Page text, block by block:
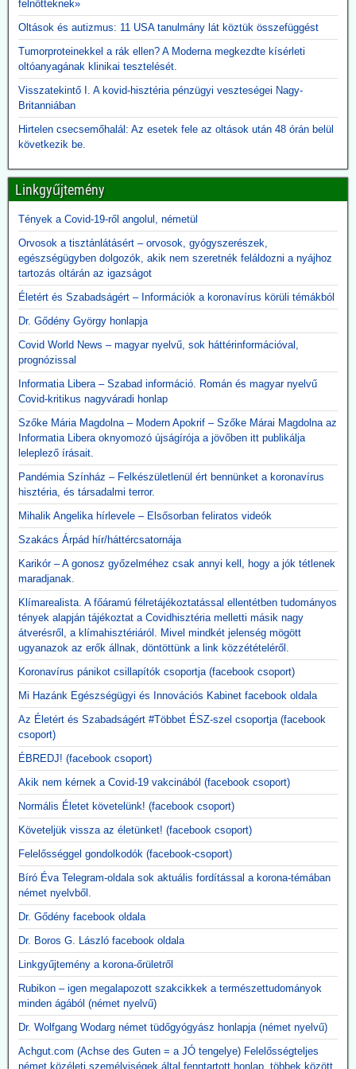
Egy évvel ezelőtt Robert F. Kennedy Jr. egészségügyi miniszter
visszavonta a Gavi számára nyújtott, évi több száz millió dolláros
amerikai támogatást, hivatkozva a DTP-oltással összefüggésbe
hozható gyermekhalálesetekre.
Kennedy arra kérte a Gavi-t, hogy „állítsa vissza a közbizalmat, és
igazolja azt a 8 milliárd dollárt, amelyet Amerika 2001 óta nyújtott
finanszírozásként”.
Rubio külügyminiszter azonban most közölte, hogy - az afrikai
ebola-esetekre tekintettel - folytatják a Gavi finanszírozását. A
közbizalom Gavi általi visszaszerzéséről Rubio nem ejtett szót.
2026.06.09. 24.hu: A 300 milliárdért beszerzett,
használhatatlan lélegeztetőgépek tárolása eddig
2,3 milliárdba került
A kormány felülvizsgálja a koronavírus idején beszerzett
lélegeztetőgépek ügyét. A járvány alatt közel 300 milliárd forint
értékben szerzett be gépeket az Orbán-kormány annak ellenére,
hogy a szakmai szervezetek világossá tették, hogy nincs elég
ember ennyi gép üzemeltetésére. A kormány felülvizsgálja az akkor
kötött szerződéseket, a vizsgálatot pedig a Külügyminisztérium
folytatja majd le, azonnali hatállyal.
A használhatatlan lélegeztetőgépek tárolása is horribilis összegbe
került: több mint 2,3 milliárd forint volt eddig a raktárköltség.
Közzétevő: Teljesen mellékes, hogy volt-e (van-e) elég ember ennyi
gép üzemeltetésére. A gépek használata kontraproduktív, nem
gyógyítja az influenzás beteget, hanem sietteti, elősegíti halálukat.
Erre több bejegyzésben felhívtuk a figyelmet. Beszerzésük egy célt
szolgált: a 120 milliárd lenyúlását. Ennyi volt a különbség a
gyárkapunál érvényes ár, és a magyar adófizető által kifizetett 300
milliárd között.
A gépek vásárlása emellett hozzájárult a pszichoterrorhoz, ami
aztán ahhoz vezetett, hogy az emberek önként sorba álltak, hogy
fölvehessék a génterápiás oltást.
2026.05.12. JonFletwood.com: A Moderna
megerősítette, hogy új mRNS-bázisú
influenzaoltása hatszor több súlyos mellékhatást
okoz
A New England Journal of Medicine által nemrég közzétett, 3. szintű
tanulmány megerősítette, hogy a Moderna kísérleti mRNS-alapú
szezonális influenzaoltóanyaga, az mRNA-1010, a szokásos
influenzaoltásokhoz képest körülbelül hatszor gyakrabban okozott
súlyos, rövid távú mellékhatásokat, miközben a tünetekkel járó,
PCR-rel igazolt influenzaszerű megbetegedések számának abszolút
csökkenése kevesebb mint egy százalékpont volt.
Közzétevő: A szlogen az ellenkezőjére fordult.
"Hatástalan és ártalmas."
felnőtteknek»
Oltások és autizmus: 11 USA tanulmány lát köztük összefüggést
Tumorproteinekkel a rák ellen? A Moderna megkezdte kísérleti
oltóanyagának klinikai tesztelését.
Visszatekintő I. A kovid-hisztéria pénzügyi veszteségei Nagy-
Britanniában
Hirtelen csecsemőhalál: Az esetek fele az oltások után 48 órán belül
következik be.
Linkgyűjtemény
Tények a Covid-19-ről angolul, németül
Orvosok a tisztánlátásért – orvosok, gyógyszerészek,
egészségügyben dolgozók, akik nem szeretnék feláldozni a nyájhoz
tartozás oltárán az igazságot
Életért és Szabadságért – Információk a koronavírus körüli témákból
Dr. Gődény György honlapja
Covid World News – magyar nyelvű, sok háttérinformációval,
prognózissal
Informatia Libera – Szabad információ. Román és magyar nyelvű
Covid-kritikus nagyváradi honlap
Szőke Mária Magdolna – Modern Apokrif – Szőke Márai Magdolna az
Informatia Libera oknyomozó újságírója a jövőben itt publikálja
leleplező írásait.
Pandémia Színház – Felkészületlenül ért bennünket a koronavírus
hisztéria, és társadalmi terror.
Mihalik Angelika hírlevele – Elsősorban feliratos videók
Szakács Árpád hír/háttércsatornája
Karikór – A gonosz győzelméhez csak annyi kell, hogy a jók tétlenek
maradjanak.
Klímarealista. A főáramú félretájékoztatással ellentétben tudományos
tények alapján tájékoztat a Covidhisztéria melletti másik nagy
átverésről, a klímahisztériáról. Mivel mindkét jelenség mögött
ugyanazok az erők állnak, döntöttünk a link közzétételéről.
Koronavírus pánikot csillapítók csoportja (facebook csoport)
Mi Hazánk Egészségügyi és Innovációs Kabinet facebook oldala
Az Életért és Szabadságért #Többet ÉSZ-szel csoportja (facebook
csoport)
ÉBREDJ! (facebook csoport)
Akik nem kérnek a Covid-19 vakcinából (facebook csoport)
Normális Életet követelünk! (facebook csoport)
Követeljük vissza az életünket! (facebook csoport)
Felelősséggel gondolkodók (facebook-csoport)
Bíró Éva Telegram-oldala sok aktuális fordítással a korona-témában
német nyelvből.
Dr. Gődény facebook oldala
Dr. Boros G. László facebook oldala
Linkgyűjtemény a korona-őrületről
Rubikon – igen megalapozott szakcikkek a természettudományok
minden ágából (német nyelvű)
Dr. Wolfgang Wodarg német tüdőgyógyász honlapja (német nyelvű)
Achgut.com (Achse des Guten = a JÓ tengelye) Felelősségteljes
német közéleti személyiségek által fenntartott honlap, többek között